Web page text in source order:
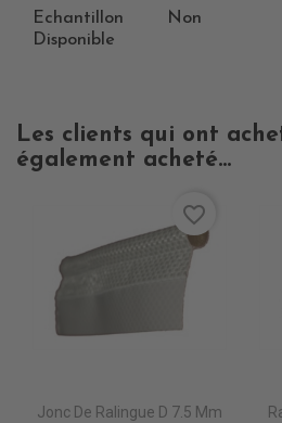
Echantillon
Disponible
Non
Les clients qui ont
également acheté...
Jonc De Ralingue D 7.5 Mm
favorite_border